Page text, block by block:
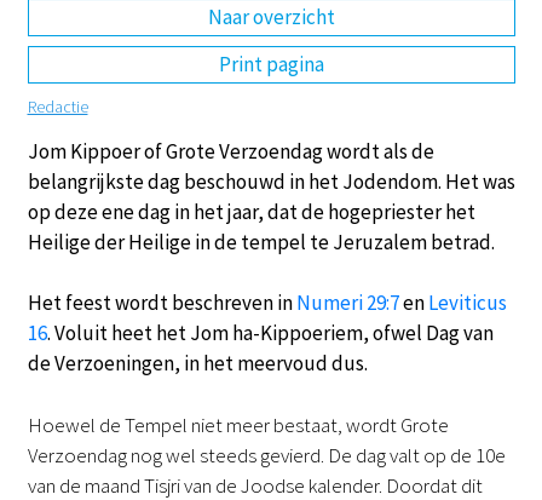
Naar overzicht
Print pagina
Redactie
Jom Kippoer of Grote Verzoendag wordt als de
belangrijkste dag beschouwd in het Jodendom. Het was
op deze ene dag in het jaar, dat de hogepriester het
Heilige der Heilige in de tempel te Jeruzalem betrad.
Het feest wordt beschreven inNumeri 29:7enLeviticus
16. Voluit heet het Jom ha-Kippoeriem, ofwel Dag van
de Verzoeningen, in het meervoud dus.
Hoewel de Tempel niet meer bestaat, wordt Grote
Verzoendag nog wel steeds gevierd. De dag valt op de 10e
van de maand Tisjri van de Joodse kalender. Doordat dit